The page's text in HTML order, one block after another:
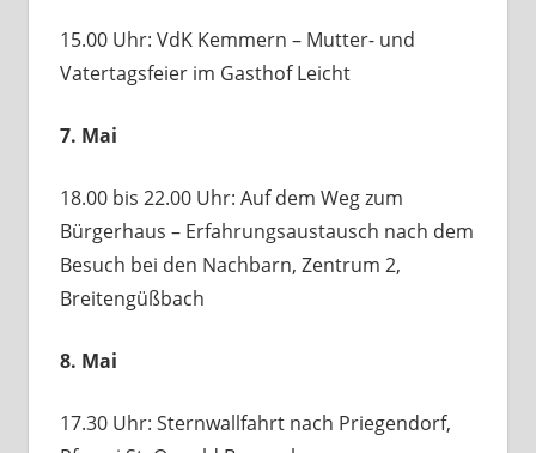
15.00 Uhr: VdK Kemmern – Mutter- und
Vatertagsfeier im Gasthof Leicht
7. Mai
18.00 bis 22.00 Uhr: Auf dem Weg zum
Bürgerhaus – Erfahrungsaustausch nach dem
Besuch bei den Nachbarn, Zentrum 2,
Breitengüßbach
8. Mai
17.30 Uhr: Sternwallfahrt nach Priegendorf,